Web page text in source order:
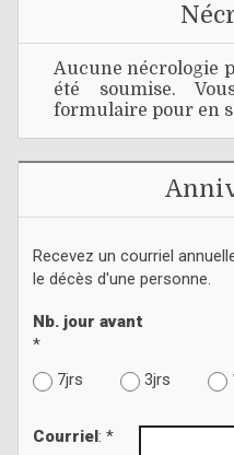
Aucune nécrologie
été soumise.
formulaire pour en
Recevez un courriel
le décès d'une personne.
Nb. jour avant
*
7jrs
3jrs
Courriel : *